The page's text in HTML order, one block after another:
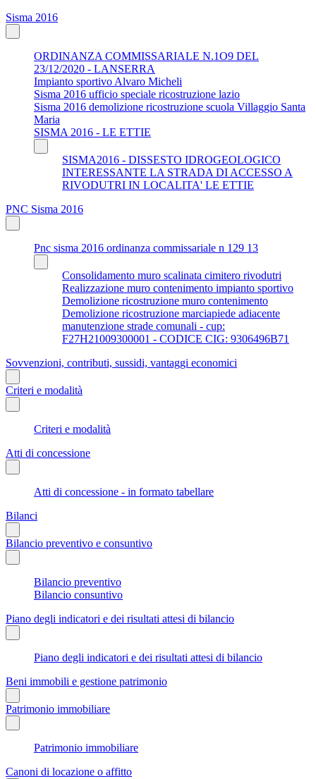
Sisma 2016
ORDINANZA COMMISSARIALE N.1O9 DEL
23/12/2020 - LANSERRA
Impianto sportivo Alvaro Micheli
Sisma 2016 ufficio speciale ricostruzione lazio
Sisma 2016 demolizione ricostruzione scuola Villaggio Santa
Maria
SISMA 2016 - LE ETTIE
SISMA2016 - DISSESTO IDROGEOLOGICO
INTERESSANTE LA STRADA DI ACCESSO A
RIVODUTRI IN LOCALITA' LE ETTIE
PNC Sisma 2016
Pnc sisma 2016 ordinanza commissariale n 129 13
Consolidamento muro scalinata cimitero rivodutri
Realizzazione muro contenimento impianto sportivo
Demolizione ricostruzione muro contenimento
Demolizione ricostruzione marciapiede adiacente
manutenzione strade comunali - cup:
F27H21009300001 - CODICE CIG: 9306496B71
Sovvenzioni, contributi, sussidi, vantaggi economici
Criteri e modalità
Criteri e modalità
Atti di concessione
Atti di concessione - in formato tabellare
Bilanci
Bilancio preventivo e consuntivo
Bilancio preventivo
Bilancio consuntivo
Piano degli indicatori e dei risultati attesi di bilancio
Piano degli indicatori e dei risultati attesi di bilancio
Beni immobili e gestione patrimonio
Patrimonio immobiliare
Patrimonio immobiliare
Canoni di locazione o affitto